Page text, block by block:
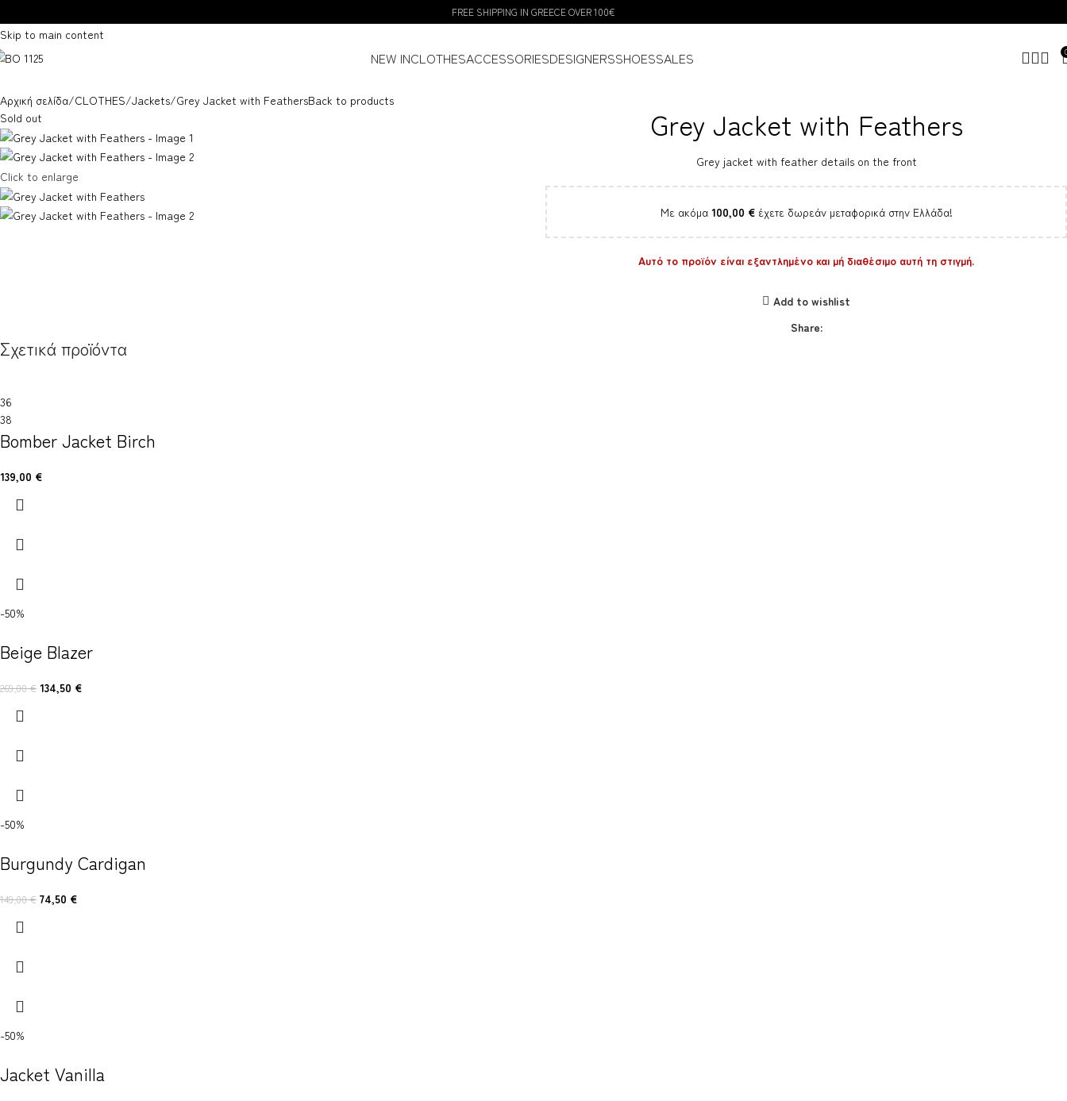
Skip to main content
FREE SHIPPING IN GREECE OVER 100€
NEW INCLOTHESACCESSORIESDESIGNERSSHOESSALES 0
Αρχική σελίδα CLOTHES Jackets Grey Jacket with FeathersBack to products
Sold out
Click to enlarge
Grey Jacket with Feathers
Grey jacket with feather details on the front
Με ακόμα 100,00 €έχετε δωρεάν μεταφορικά στην Ελλάδα!
Αυτό το προϊόν είναι εξαντλημένο και μή διαθέσιμο αυτή τη στιγμή.
Add to wishlist
Share:
Σχετικά προϊόντα
36
38
Bomber Jacket Birch
139,00 €
-50%
Beige Blazer
269,00€ 134,50 €
-50%
Burgundy Cardigan
149,00€ 74,50 €
-50%
Jacket Vanilla